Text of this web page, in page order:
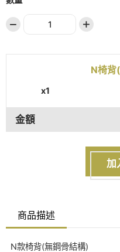
商品描述
N款椅背(無鋼骨結構)
N椅背
x1
金額
加